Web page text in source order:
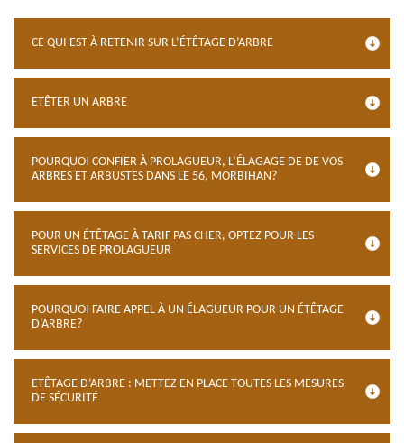
CE QUI EST À RETENIR SUR L’ÉTÊTAGE D’ARBRE
ETÊTER UN ARBRE
POURQUOI CONFIER À PROLAGUEUR, L’ÉLAGAGE DE DE VOS
ARBRES ET ARBUSTES DANS LE 56, MORBIHAN?
POUR UN ÉTÊTAGE À TARIF PAS CHER, OPTEZ POUR LES
SERVICES DE PROLAGUEUR
POURQUOI FAIRE APPEL À UN ÉLAGUEUR POUR UN ÉTÊTAGE
D’ARBRE?
ETÊTAGE D’ARBRE : METTEZ EN PLACE TOUTES LES MESURES
DE SÉCURITÉ